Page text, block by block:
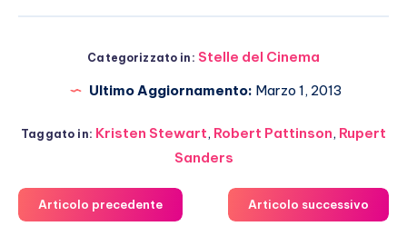
Categorizzato in: Stelle del Cinema
Ultimo Aggiornamento: Marzo 1, 2013
Taggato in: Kristen Stewart, Robert Pattinson, Rupert
Sanders
Articolo precedente Articolo successivo